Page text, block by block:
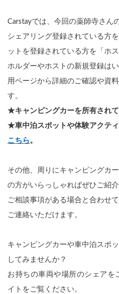
Carstayでは、今回の薬師寺さん
シェアリング登録されている方
ットを登録されている方を「ホ
ホルダーやホストの新規登録は
用ページから詳細のご確認や資
す。
★キャンピングカーを所有され
★車中泊スポットや体験アクテ
こちら。
その他、周りにキャンピングカ
の方がいらっしゃればぜひご紹
ご相談事項がある場合と合わせて
ご連絡いただけます。
キャンピングカーや車中泊スポ
してみませんか？
お持ちの車両や場所のシェアを
イトをご覧ください。